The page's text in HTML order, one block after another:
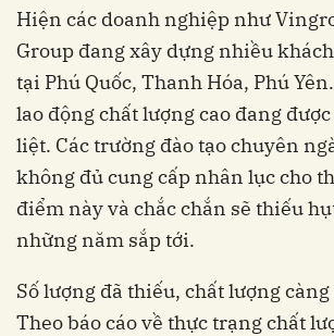
Hiện các doanh nghiệp như
Group đang xây dựng nhiều
tại Phú Quốc, Thanh Hóa, Phú
lao động chất lượng cao đang
liệt. Các trường đào tạo chuyên
không đủ cung cấp nhân lục cho
điểm này và chắc chắn sẽ thiếu
những năm sắp tới.
Số lượng đã thiếu, chất lượng
Theo báo cáo về thực trạng chất